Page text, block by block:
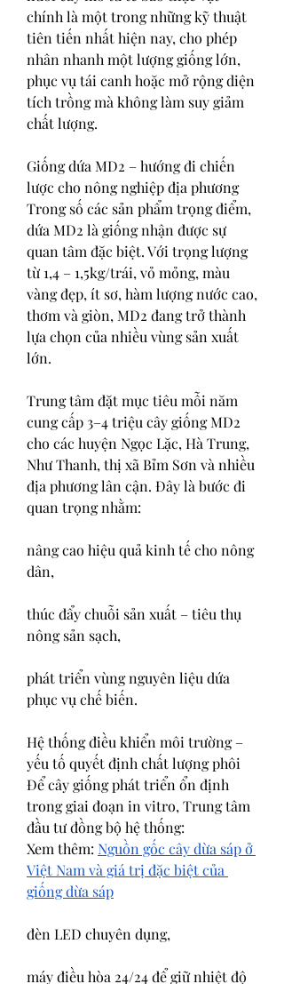
chính là một trong những kỹ thuật
tiên tiến nhất hiện nay, cho phép
nhân nhanh một lượng giống lớn,
phục vụ tái canh hoặc mở rộng diện
tích trồng mà không làm suy giảm
chất lượng.
Giống dứa MD2 – hướng đi chiến
lược cho nông nghiệp địa phương
Trong số các sản phẩm trọng điểm,
dứa MD2 là giống nhận được sự
quan tâm đặc biệt. Với trọng lượng
từ 1,4 – 1,5kg/trái, vỏ mỏng, màu
vàng đẹp, ít sơ, hàm lượng nước cao,
thơm và giòn, MD2 đang trở thành
lựa chọn của nhiều vùng sản xuất
lớn.
Trung tâm đặt mục tiêu mỗi năm
cung cấp 3–4 triệu cây giống MD2
cho các huyện Ngọc Lặc, Hà Trung,
Như Thanh, thị xã Bỉm Sơn và nhiều
địa phương lân cận. Đây là bước đi
quan trọng nhằm:
nâng cao hiệu quả kinh tế cho nông
dân,
thúc đẩy chuỗi sản xuất – tiêu thụ
nông sản sạch,
phát triển vùng nguyên liệu dứa
phục vụ chế biến.
Hệ thống điều khiển môi trường –
yếu tố quyết định chất lượng phôi
Để cây giống phát triển ổn định
trong giai đoạn in vitro, Trung tâm
đầu tư đồng bộ hệ thống:
Xem thêm: Nguồn gốc cây dừa sáp ở
Việt Nam và giá trị đặc biệt của
giống dừa sáp
đèn LED chuyên dụng,
máy điều hòa 24/24 để giữ nhiệt độ